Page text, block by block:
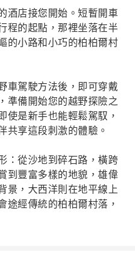
酒店接您開始。短暫開車
程的起點，那裡坐落在半
的小路和小巧的柏柏爾村
車駕駛方法後，即可穿戴
準備開始您的越野探險之
使是新手也能輕鬆駕馭，
共享這段刺激的體驗。
：從沙地到碎石路，橫跨
到豐富多樣的地貌，雄偉
景，大西洋則在地平線上
途經傳統的柏柏爾村落，